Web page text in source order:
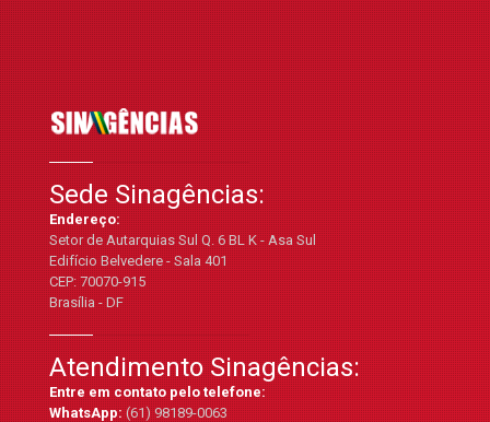
Sede Sinagências:
Endereço:
Setor de Autarquias Sul Q. 6 BL K - Asa Sul
Edifício Belvedere - Sala 401
CEP: 70070-915
Brasília - DF
Atendimento Sinagências:
Entre em contato pelo telefone:
WhatsApp:(61) 98189-0063